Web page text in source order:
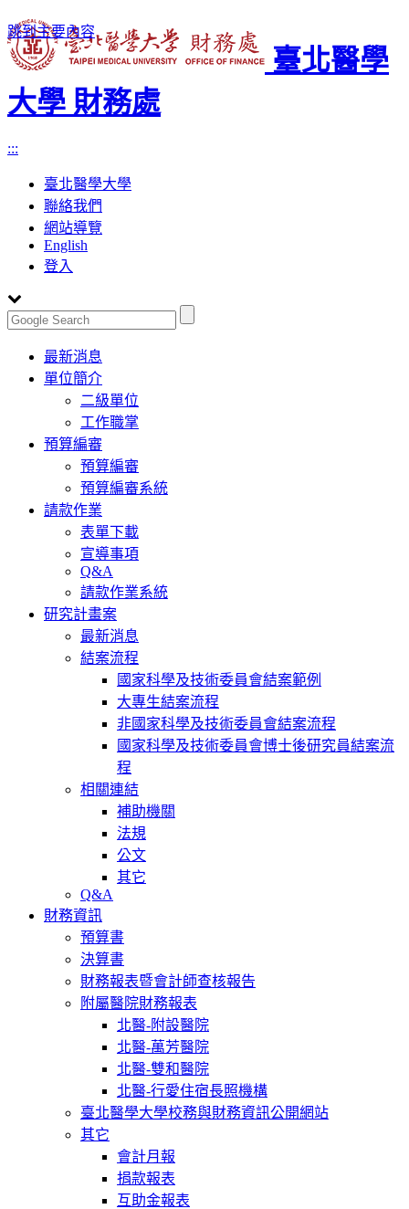
跳到主要內容
臺北醫學
大學 財務處
:::
臺北醫學大學
聯絡我們
網站導覽
English
登入
Toggle
navigation
最新消息
單位簡介
二級單位
工作職掌
預算編審
預算編審
預算編審系統
請款作業
表單下載
宣導事項
Q&A
請款作業系統
研究計畫案
最新消息
結案流程
國家科學及技術委員會結案範例
大專生結案流程
非國家科學及技術委員會結案流程
國家科學及技術委員會博士後研究員結案流
程
相關連結
補助機關
法規
公文
其它
Q&A
財務資訊
預算書
決算書
財務報表暨會計師查核報告
附屬醫院財務報表
北醫-附設醫院
北醫-萬芳醫院
北醫-雙和醫院
北醫-行愛住宿長照機構
臺北醫學大學校務與財務資訊公開網站
其它
會計月報
捐款報表
互助金報表